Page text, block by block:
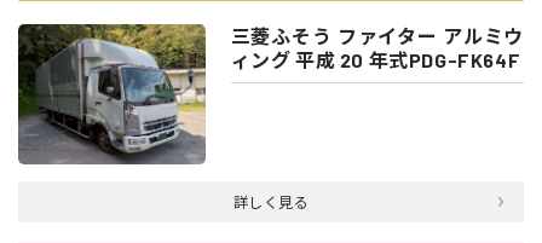
三菱ふそう ファイター アルミウ
ィング 平成 20 年式PDG-FK64F
詳しく見る